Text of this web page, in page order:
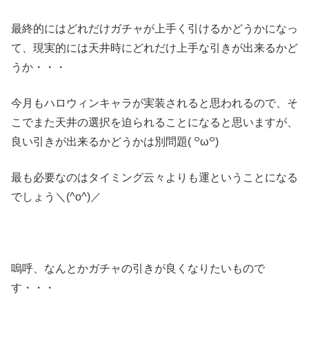
最終的にはどれだけガチャが上手く引けるかどうかになっ
て、現実的には天井時にどれだけ上手な引きが出来るかど
うか・・・
今月もハロウィンキャラが実装されると思われるので、そ
こでまた天井の選択を迫られることになると思いますが、
良い引きが出来るかどうかは別問題( ꒪ω꒪)
最も必要なのはタイミング云々よりも運ということになる
でしょう＼(^o^)／
嗚呼、なんとかガチャの引きが良くなりたいもので
す・・・